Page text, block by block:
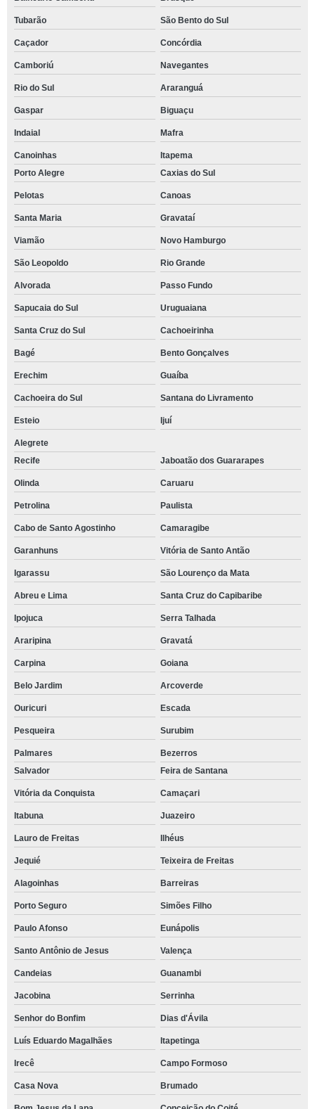
Tubarão São Bento do Sul
Caçador Concórdia
Camboriú Navegantes
Rio do Sul Araranguá
Gaspar Biguaçu
Indaial Mafra
Canoinhas
Itapema
Porto Alegre
Caxias do Sul
Pelotas Canoas
Santa Maria Gravataí
Viamão Novo Hamburgo
São Leopoldo Rio Grande
Alvorada Passo Fundo
Sapucaia do Sul Uruguaiana
Santa Cruz do Sul Cachoeirinha
Bagé Bento Gonçalves
Erechim Guaíba
Cachoeira do Sul Santana do Livramento
Esteio Ijuí
Alegrete
Recife
Jaboatão dos Guararapes
Olinda Caruaru
Petrolina Paulista
Cabo de Santo Agostinho Camaragibe
Garanhuns Vitória de Santo Antão
Igarassu São Lourenço da Mata
Abreu e Lima Santa Cruz do Capibaribe
Ipojuca Serra Talhada
Araripina Gravatá
Carpina Goiana
Belo Jardim Arcoverde
Ouricuri Escada
Pesqueira Surubim
Palmares
Bezerros
Salvador
Feira de Santana
Vitória da Conquista Camaçari
Itabuna Juazeiro
Lauro de Freitas Ilhéus
Jequié Teixeira de Freitas
Alagoinhas Barreiras
Porto Seguro Simões Filho
Paulo Afonso Eunápolis
Santo Antônio de Jesus Valença
Candeias Guanambi
Jacobina Serrinha
Senhor do Bonfim Dias d'Ávila
Luís Eduardo Magalhães Itapetinga
Irecê Campo Formoso
Casa Nova Brumado